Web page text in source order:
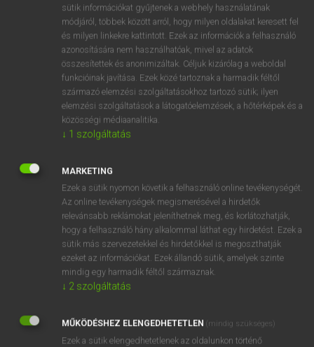
VAN ELŐFIZETÉSED?
Van előfizetésem a teljes szócikk megtekintéséhez.
BELÉPÉS
NINCS ELŐFIZETÉSED?
Nincs regisztrációm és előfizetésem. A szótár 2 órás,
díjmentes próbaverziójának elindításához regisztrálok és
belépek.
REGISZTRÁCIÓ
sütik információkat gyűjtenek a webhely használatának
módjáról, többek között arról, hogy milyen oldalakat keresett fel
és milyen linkekre kattintott. Ezek az információk a felhasználó
azonosítására nem használhatóak, mivel az adatok
összesítettek és anonimizáltak. Céljuk kizárólag a weboldal
funkcióinak javítása. Ezek közé tartoznak a harmadik féltől
származó elemzési szolgáltatásokhoz tartozó sütik; ilyen
elemzési szolgáltatások a látogatóelemzések, a hőtérképek és a
közösségi médiaanalitika.
↓ 1 szolgáltatás
MARKETING
Ezek a sütik nyomon követik a felhasználó online tevékenységét.
Az online tevékenységek megismerésével a hirdetők
relevánsabb reklámokat jeleníthetnek meg, és korlátozhatják,
hogy a felhasználó hány alkalommal láthat egy hirdetést. Ezek a
sütik más szervezetekkel és hirdetőkkel is megoszthatják
ezeket az információkat. Ezek állandó sütik, amelyek szinte
mindig egy harmadik féltől származnak.
↓ 2 szolgáltatás
MŰKÖDÉSHEZ ELENGEDHETETLEN (mindig szükséges)
Ezek a sütik elengedhetetlenek az oldalunkon történő